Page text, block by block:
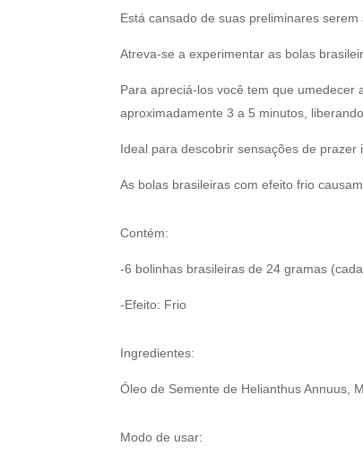
Está cansado de suas preliminares
Atreva-se a experimentar as bolas
Para apreciá-los você tem que
aproximadamente 3 a 5 minutos,
Ideal para descobrir sensações de prazer
As bolas brasileiras com efeito frio
Contém:
-6 bolinhas brasileiras de 24 gramas
-Efeito: Frio
Ingredientes:
Óleo de Semente de Helianthus Annuus,
Modo de usar: